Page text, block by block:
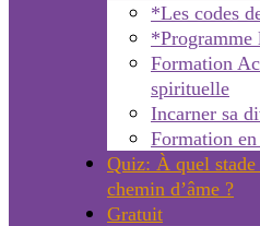
*Les codes
*Programme
Formation
spirituelle
Incarner sa
Formation
Quiz: À quel stade
chemin d’âme ?
Gratuit